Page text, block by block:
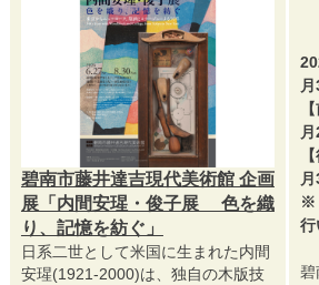
碧南市藤井達吉現代美術館 企画
展「内間安瑆・俊子展 色を織
り、記憶を紡ぐ」
日系二世として米国に生まれた内間
安瑆(1921-2000)は、独自の木版技
※
行
碧